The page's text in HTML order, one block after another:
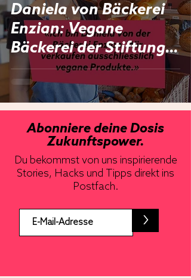
Daniela von Bäckerei
Enzian: Vegane
Bäckerei der Stiftung
Enzian
Abonniere deine Dosis
Zukunftspower.
Du bekommst von uns inspirierende
Stories, Hacks und Tipps direkt ins
Postfach.
>